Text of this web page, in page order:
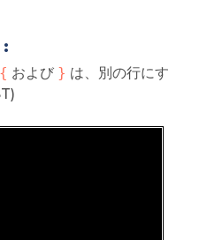
:
{ および } は、別の行にす